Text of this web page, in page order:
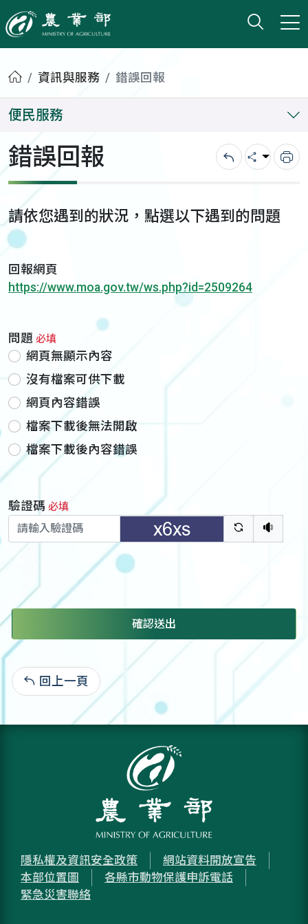
農業部
打開
小版
首頁資訊與服務 錯誤回報
便民服務
錯誤回報 回上一頁
分享 列
請依您遇到的狀況，點選以下遇到的問題
回報網頁
https://www.moa.gov.tw/ws.php?id=2509264
問題 必填
網頁無顯示內容
沒有檔案可供下載
網頁內容錯誤
檔案下載後無法開啟
檔案下載後內容錯誤
驗證碼 必填
驗證碼重新
聽語
確認送出
回上一頁
隱私權及資訊安全政策
網站資料開放宣告
本部位置圖
各縣市動物保護申訴電話
緊急災害聯絡